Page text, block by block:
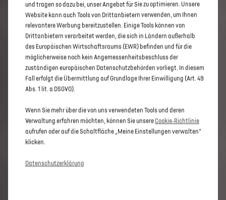
und tragen so dazu bei, unser Angebot für Sie zu optimieren. Unsere
Website kann auch Tools von Drittanbietern verwenden, um Ihnen
relevantere Werbung bereitzustellen. Einige Tools können von
Drittanbietern verarbeitet werden, die sich in Ländern außerhalb
des Europäischen Wirtschaftsraums (EWR) befinden und für die
möglicherweise noch kein Angemessenheitsbeschluss der
zuständigen europäischen Datenschutzbehörden vorliegt. In diesem
Fall erfolgt die Übermittlung auf Grundlage Ihrer Einwilligung (Art. 49
Abs. 1 lit. a DSGVO).
Wenn Sie mehr über die von uns verwendeten Tools und deren
Verwaltung erfahren möchten, können Sie unsere Cookie‑Richtlinie
aufrufen oder auf die Schaltfläche „Meine Einstellungen verwalten“
klicken.
Datenschutzerklärung